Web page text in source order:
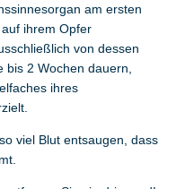
am ersten
ihrem Opfer
von dessen
bis 2 Wochen dauern,
ihres
viel Blut entsaugen, dass